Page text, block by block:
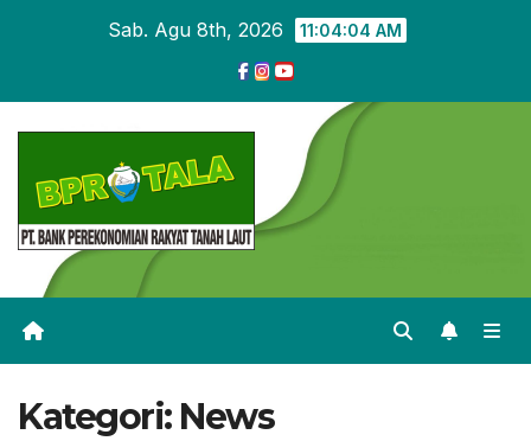
Sab. Agu 8th, 2026 11:04:05 AM
Kategori: News